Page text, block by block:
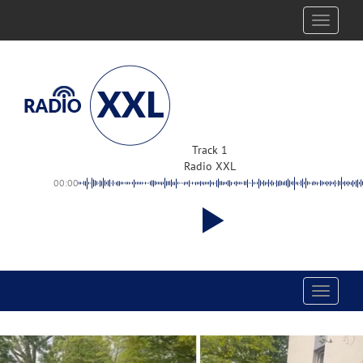
Toggle
Track 1
Radio XXL
00:00
Toggle